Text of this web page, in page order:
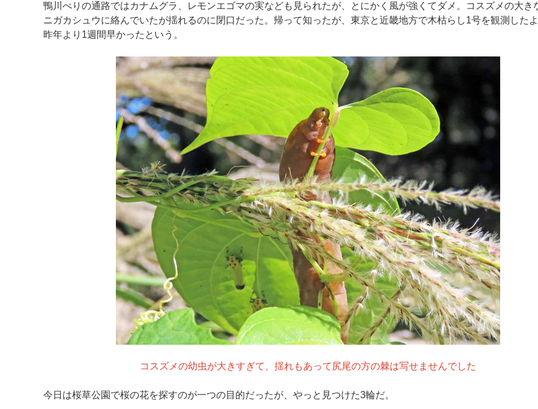
鴨川べりの通路ではカナムグラ、レモンエゴマの実なども見られたが、とにかく風が強くてダメ。コスズメの大き
ニガカシュウに絡んでいたが揺れるのに閉口だった。帰って知ったが、東京と近畿地方で木枯らし1号を観測した
昨年より1週間早かったという。
コスズメの幼虫が大きすぎて、揺れもあって尻尾の方の棘は写せませんでした
今日は桜草公園で桜の花を探すのが一つの目的だったが、やっと見つけた3輪だ。